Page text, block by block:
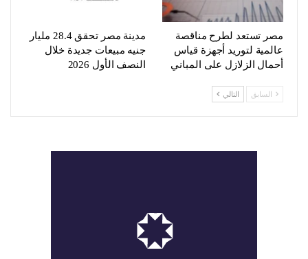
مصر تستعد لطرح مناقصة
عالمية لتوريد أجهزة قياس
أحمال الزلازل على المباني
مدينة مصر تحقق 28.4 مليار
جنيه مبيعات جديدة خلال
النصف الأول 2026
السابق التالي